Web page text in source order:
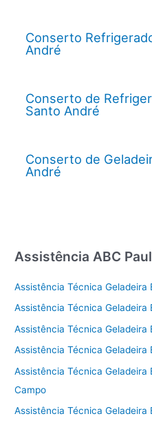
Conserto
André
Conserto de
Santo André
Conserto de
André
Assistência ABC
Assistência Técnica Geladeira
Assistência Técnica Geladeira
Assistência Técnica Geladeira
Assistência Técnica
Assistência Técnica Geladeira
Campo
Assistência Técnica Geladeira